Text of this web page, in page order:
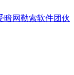
暗网勒索软件团伙